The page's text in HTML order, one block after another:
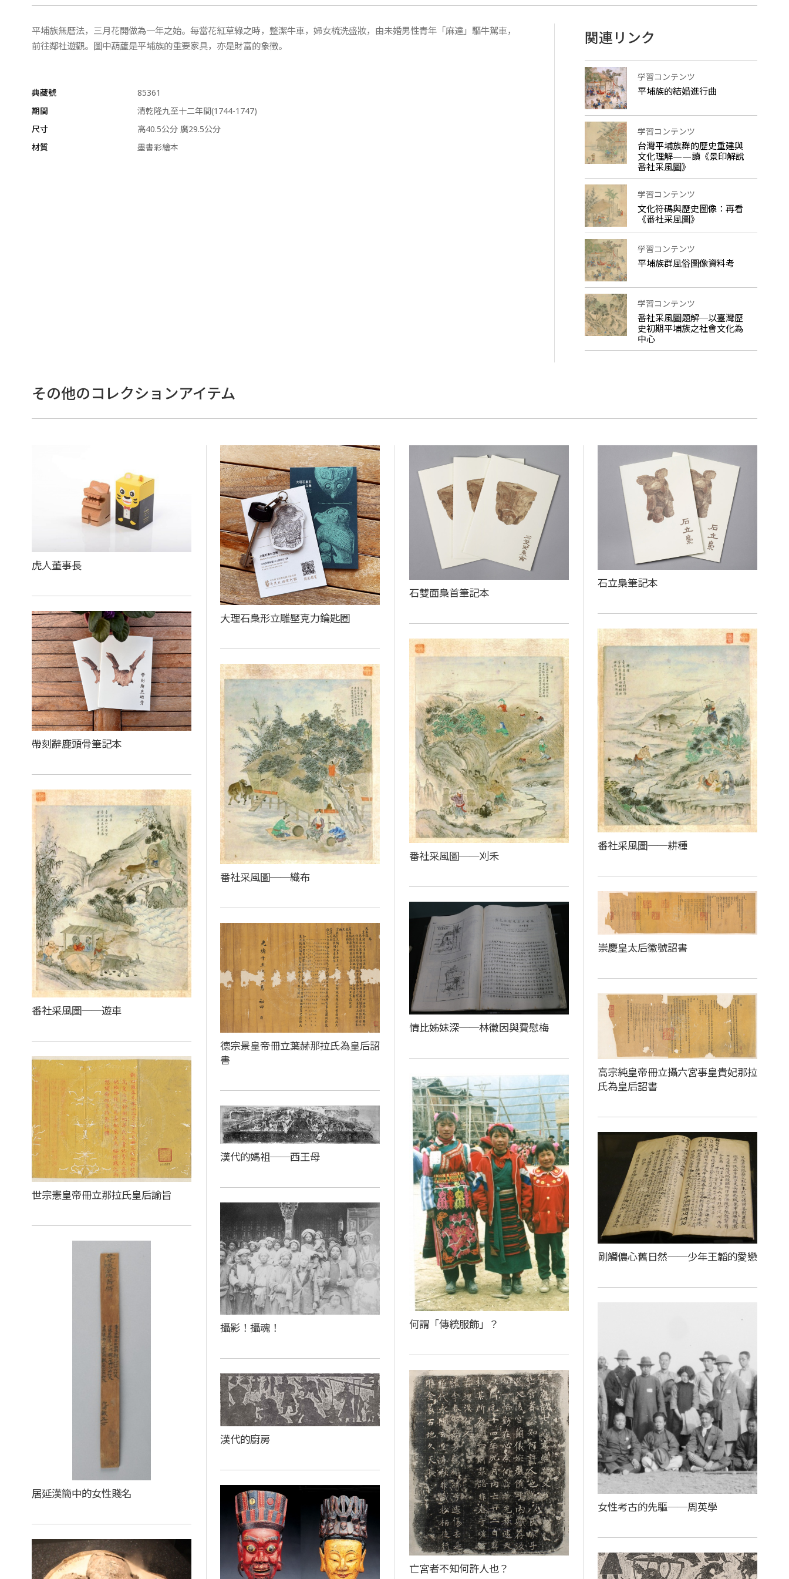
平埔族無曆法，三月花開做為一年之始。每當花紅草綠之時，整潔牛車，婦女梳洗盛妝，由未婚男性青年「麻達」驅牛駕車，
前往鄰社遊觀。圖中葫蘆是平埔族的重要家具，亦是財富的象徵。
典藏號
85361
期間
清乾隆九至十二年間(1744-1747)
尺寸
高40.5公分 廣29.5公分
材質
墨書彩繪本
関連リンク
学習コンテンツ
平埔族的結婚進行曲
学習コンテンツ
台灣平埔族群的歷史重建與
文化理解——讀《景印解說
番社采風圖》
学習コンテンツ
文化符碼與歷史圖像：再看
《番社采風圖》
学習コンテンツ
平埔族群風俗圖像資料考
学習コンテンツ
番社采風圖題解─以臺灣歷
史初期平埔族之社會文化為
中心
その他のコレクションアイテム
虎人董事長
大理石梟形立雕壓克力鑰匙圈
石雙面梟首筆記本
石立梟筆記本
帶刻辭鹿頭骨筆記本
番社采風圖──耕種
番社采風圖──刈禾
番社采風圖──織布
番社采風圖──遊車
崇慶皇太后徽號詔書
情比姊妹深──林徽因與費慰梅
德宗景皇帝冊立葉赫那拉氏為皇后詔
書
高宗純皇帝冊立攝六宮事皇貴妃那拉
氏為皇后詔書
世宗憲皇帝冊立那拉氏皇后諭旨
何謂「傳統服飾」？
漢代的媽祖──西王母
剛觸儂心舊日然──少年王韜的愛戀
攝影！攝魂！
居延漢簡中的女性賤名
女性考古的先驅──周英學
亡宮者不知何許人也？
漢代的廚房